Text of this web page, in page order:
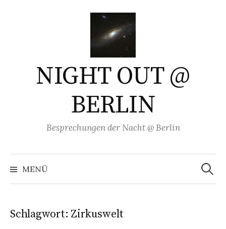
NIGHT OUT @
BERLIN
Besprechungen der Nacht @ Berlin
MENÜ
Suchen
nach:
Schlagwort: Zirkuswelt